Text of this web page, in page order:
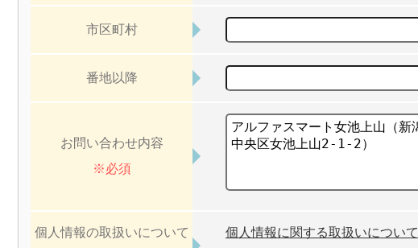
市区町村
番地以降
お問い合わせ内容
※必須
個人情報の取扱いについて
個人情報に関する取扱いについて